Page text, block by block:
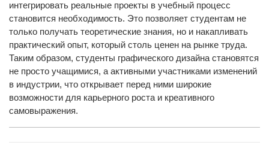
интегрировать реальные проекты в учебный процесс
становится необходимость. Это позволяет студентам не
только получать теоретические знания, но и накапливать
практический опыт, который столь ценен на рынке труда.
Таким образом, студенты графического дизайна становятся
не просто учащимися, а активными участниками изменений
в индустрии, что открывает перед ними широкие
возможности для карьерного роста и креативного
самовыражения.